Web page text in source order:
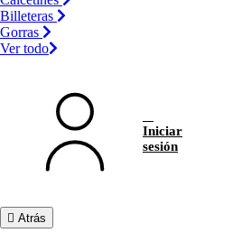
Billeteras
Gorras
Ver todo
Iniciar
sesión
Atrás